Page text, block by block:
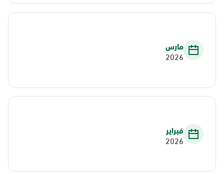
مارس
2026
فبراير
2026